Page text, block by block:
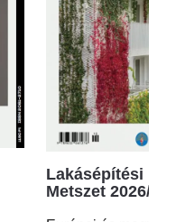
Lakásépítési
Metszet 2026/2.